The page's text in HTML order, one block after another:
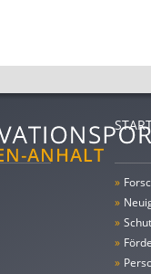
»
»
»
»
»